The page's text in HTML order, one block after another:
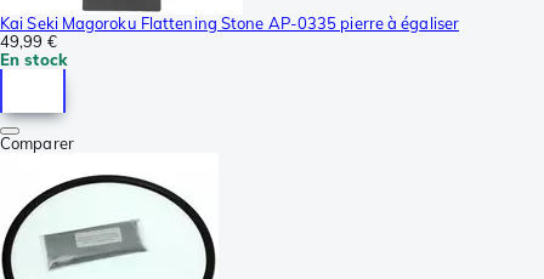
Kai Seki Magoroku Flattening Stone AP-0335 pierre à égaliser
49,99 €
En stock
Comparer